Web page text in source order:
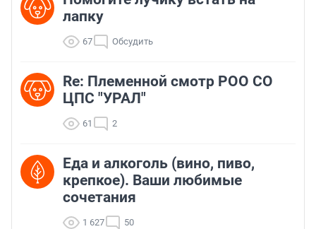
лапку
67 Обсудить
Re: Племеннoй смoтр РOO CO
ЦПС "УРАЛ"
61 2
Еда и алкоголь (вино, пиво,
крепкое). Ваши любимые
сочетания
1 627 50